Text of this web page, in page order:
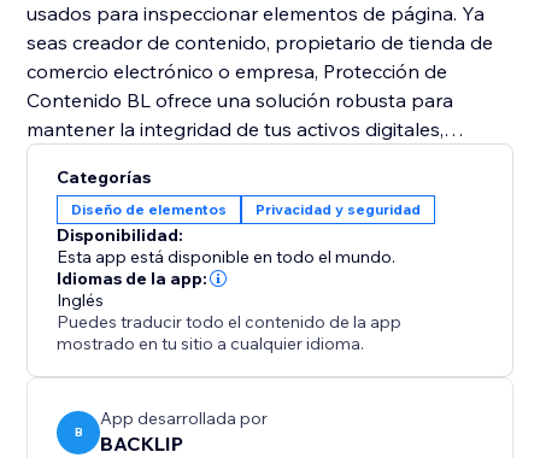
usados para inspeccionar elementos de página. Ya
seas creador de contenido, propietario de tienda de
comercio electrónico o empresa, Protección de
Contenido BL ofrece una solución robusta para
mantener la integridad de tus activos digitales,
accede tu contenido y se comparte. Protege tu sitio
web sin esfuerzo y asegura que tu contenido esté
protegido del uso no autorizado.
Categorías
Diseño de elementos Privacidad y seguridad
Disponibilidad:
Esta app está disponible en todo el mundo.
Idiomas de la app:
Inglés
Puedes traducir todo el contenido de la app
mostrado en tu sitio a cualquier idioma.
B
App desarrollada por
BACKLIP